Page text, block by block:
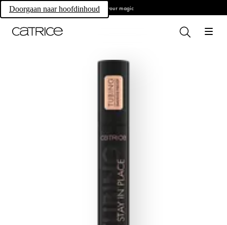
Doorgaan naar hoofdinhoudOwn your magic